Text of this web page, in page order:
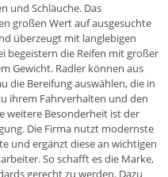
und Schläuche. Das
großen Wert auf ausgesuchte
überzeugt mit langlebigen
begeistern die Reifen mit großer
Gewicht. Radler können aus
die Bereifung auswählen, die in
ihrem Fahrverhalten und den
weitere Besonderheit ist der
Die Firma nutzt modernste
und ergänzt diese an wichtigen
So schafft es die Marke,
gerecht zu werden. Dazu